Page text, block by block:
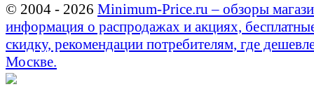
© 2004 - 2026 Minimum-Price.ru – обзоры
информация о распродажах и акциях,
скидку, рекомендации потребителям, где
Москве.